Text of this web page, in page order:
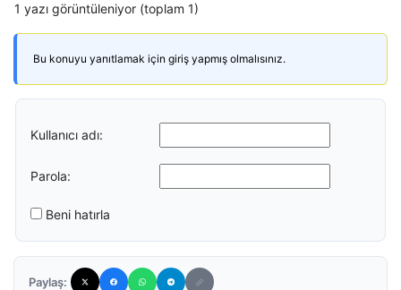
1 yazı görüntüleniyor (toplam 1)
Bu konuyu yanıtlamak için giriş yapmış olmalısınız.
Kullanıcı adı:
Parola:
Beni hatırla
Paylaş: